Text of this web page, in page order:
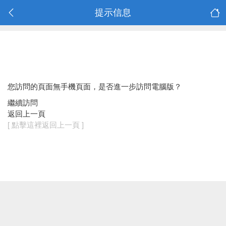
提示信息
您訪問的頁面無手機頁面，是否進一步訪問電腦版？
繼續訪問
返回上一頁
[ 點擊這裡返回上一頁 ]